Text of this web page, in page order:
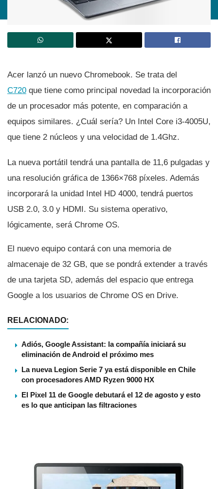
Acer lanzó un nuevo Chromebook. Se trata del
C720 que tiene como principal novedad la incorporación
de un procesador más potente, en comparación a
equipos similares. ¿Cuál serí­a? Un Intel Core i3-4005U,
que tiene 2 núcleos y una velocidad de 1.4Ghz.
La nueva portátil tendrá una pantalla de 11,6 pulgadas y
una resolución gráfica de 1366×768 pí­xeles. Además
incorporará la unidad Intel HD 4000, tendrá puertos
USB 2.0, 3.0 y HDMI. Su sistema operativo,
lógicamente, será Chrome OS.
El nuevo equipo contará con una memoria de
almacenaje de 32 GB, que se pondrá extender a través
de una tarjeta SD, además del espacio que entrega
Google a los usuarios de Chrome OS en Drive.
RELACIONADO:
Adiós, Google Assistant: la compañía iniciará su
eliminación de Android el próximo mes
La nueva Legion Serie 7 ya está disponible en Chile
con procesadores AMD Ryzen 9000 HX
El Pixel 11 de Google debutará el 12 de agosto y esto
es lo que anticipan las filtraciones